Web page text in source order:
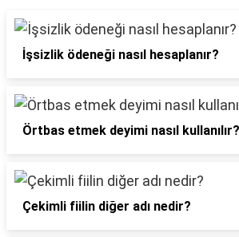
İşsizlik ödeneği nasıl hesaplanır?
Örtbas etmek deyimi nasıl kullanılır?
Çekimli fiilin diğer adı nedir?